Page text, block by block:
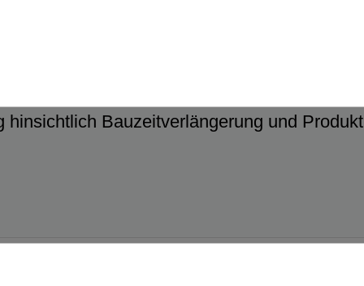
Bauzeitverlängerung und